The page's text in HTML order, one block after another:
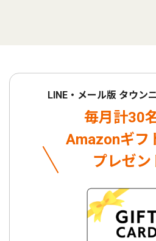
LINE・メール版 タウン
毎月計30
Amazonギフ
プレゼン